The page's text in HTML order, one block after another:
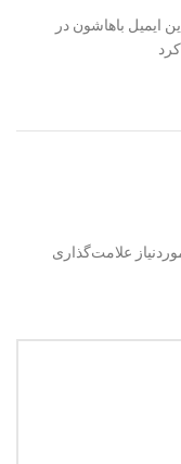
ایمیل باهاشون در
علامت‌گذاری